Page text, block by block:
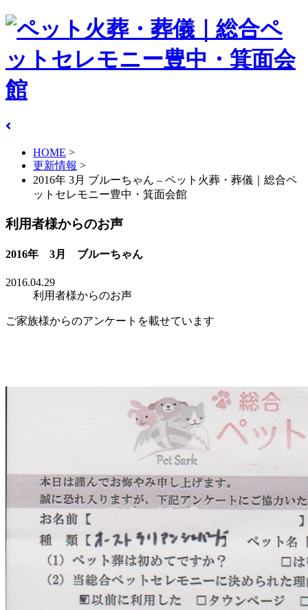
HOME >
更新情報 >
2016年 3月 ブルーちゃん – ペット火葬・葬儀｜総合ペ
ットセレモニー豊中・箕面会館
利用者様からのお声
2016年 3月 ブルーちゃん
2016.04.29
利用者様からのお声
ご家族様からのアンケートを載せています